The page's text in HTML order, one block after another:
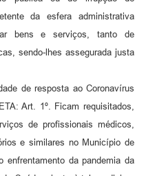
da esfera administrativa
bens e serviços, tanto de
sendo-lhes assegurada justa
de resposta ao Coronavírus
Art. 1º. Ficam requisitados,
de profissionais médicos,
e similares no Município de
enfrentamento da pandemia da